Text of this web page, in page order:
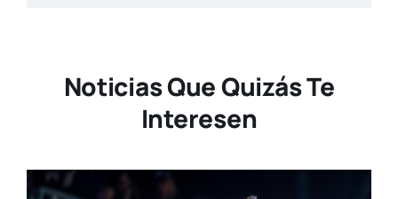
Noticias Que Quizás Te
Interesen